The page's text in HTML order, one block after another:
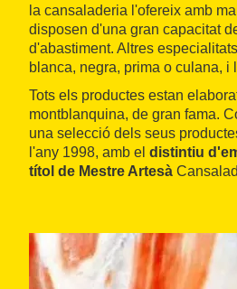
la cansaladeria l'ofereix amb
disposen d'una gran capacitat
d'abastiment. Altres
blanca, negra, prima o culana, i
Tots els productes estan
montblanquina, de gran fama.
una selecció dels seus
l'any 1998, amb el distintiu
títol de Mestre Artesà